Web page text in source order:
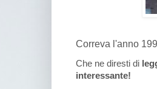
Correva l'anno
Che ne diresti di
interessante!